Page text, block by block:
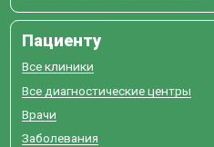
Пациенту
Все клиники
Все диагностические центры
Врачи
Заболевания